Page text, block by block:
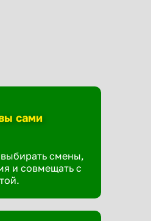
сами
смены,
и совмещать с